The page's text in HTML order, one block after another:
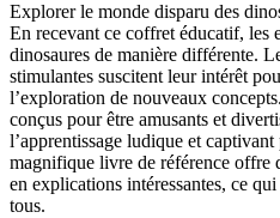
Explorer le monde disparu des
En recevant ce coffret éducatif, les
dinosaures de manière différente.
stimulantes suscitent leur intérêt
l’exploration de nouveaux
conçus pour être amusants et
l’apprentissage ludique et
magnifique livre de référence offre
en explications intéressantes, ce
tous.